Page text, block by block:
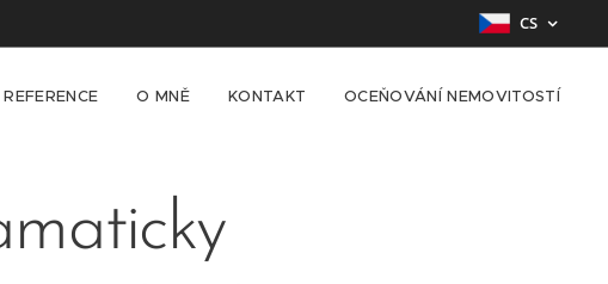
CS
REFERENCE O MNĚ KONTAKT OCEŇOVÁNÍ NEMOVITOSTÍ